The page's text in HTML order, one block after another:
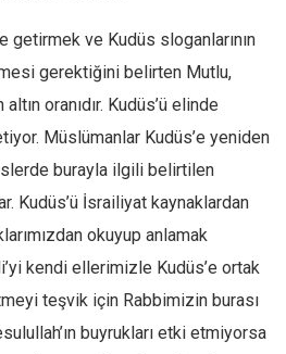
getirmek ve Kudüs sloganlarının
gerektiğini belirten Mutlu,
oranıdır. Kudüs’ü elinde
Müslümanlar Kudüs’e yeniden
burayla ilgili belirtilen
Kudüs’ü İsrailiyat kaynaklardan
okuyup anlamak
kendi ellerimizle Kudüs’e ortak
teşvik için Rabbimizin burası
buyrukları etki etmiyorsa